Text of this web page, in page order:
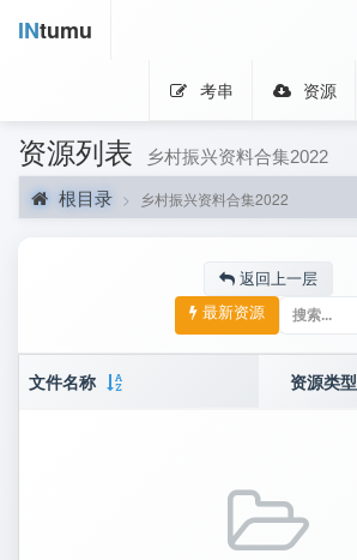
INtumu
考串 资源
资源列表 乡村振兴资料合集2022
根目录 乡村振兴资料合集2022
返回上一层
最新资源
文件名称 资源类型